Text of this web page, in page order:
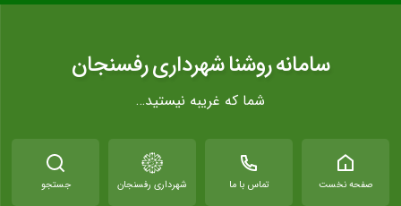
سامانه روشنا شهرداری رفسنجان
شما که غریبه نیستید…
صفحه نخست تماس با ما شهرداری رفسنجان جستجو